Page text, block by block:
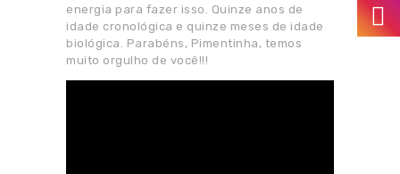
energia para fazer isso. Quinze anos de
idade cronológica e quinze meses de idade
biológica. Parabéns, Pimentinha, temos
muito orgulho de você!!!